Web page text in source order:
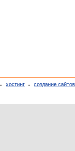
хостинг создание сайтов